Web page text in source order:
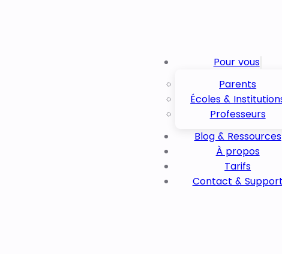
Pour vous
Parents
Écoles &
Professeurs
Blog & Ressources
À propos
Tarifs
Contact &